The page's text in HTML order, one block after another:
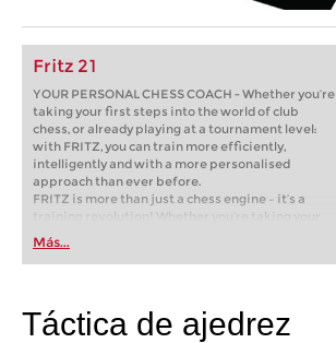
Fritz 21
YOUR PERSONAL CHESS COACH - Whether you’re
taking your first steps into the world of club
chess, or already playing at a tournament level:
with FRITZ, you can train more efficiently,
intelligently and with a more personalised
approach than ever before.
FRITZ is more than just a chess engine – it’s a
training revolution! Whether you’re taking your
first steps into the world of club chess, or already
playing at a tournament level: with FRITZ, you can
train more efficiently, intelligently and with a
Más...
Táctica de ajedrez